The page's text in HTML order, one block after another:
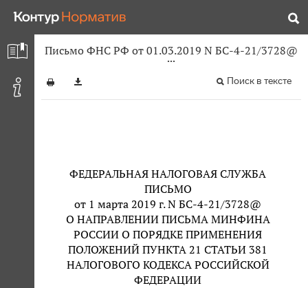
Письмо ФНС РФ от 01.03.2019 N БС-4-21/3728@
Поиск в тексте
ФЕДЕРАЛЬНАЯ НАЛОГОВАЯ СЛУЖБА
ПИСЬМО
от 1 марта 2019 г. N БС-4-21/3728@
О НАПРАВЛЕНИИ ПИСЬМА МИНФИНА
РОССИИ О ПОРЯДКЕ ПРИМЕНЕНИЯ
ПОЛОЖЕНИЙ ПУНКТА 21 СТАТЬИ 381
НАЛОГОВОГО КОДЕКСА РОССИЙСКОЙ
ФЕДЕРАЦИИ